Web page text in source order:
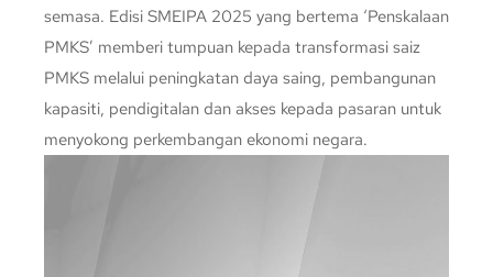
semasa. Edisi SMEIPA 2025 yang bertema ‘Penskalaan
PMKS’ memberi tumpuan kepada transformasi saiz
PMKS melalui peningkatan daya saing, pembangunan
kapasiti, pendigitalan dan akses kepada pasaran untuk
menyokong perkembangan ekonomi negara.